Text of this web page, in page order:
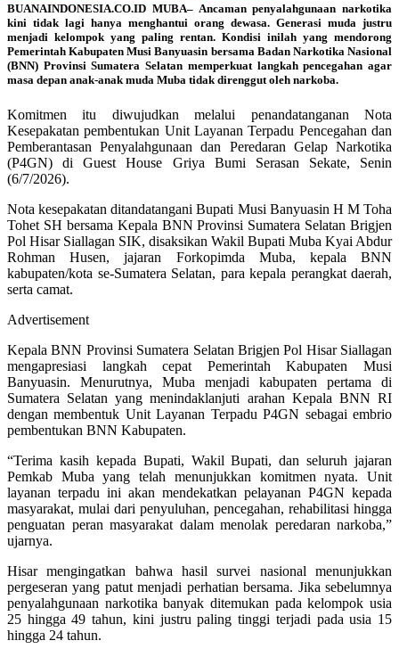
BUANAINDONESIA.CO.ID MUBA– Ancaman penyalahgunaan narkotika
kini tidak lagi hanya menghantui orang dewasa. Generasi muda justru
menjadi kelompok yang paling rentan. Kondisi inilah yang mendorong
Pemerintah Kabupaten Musi Banyuasin bersama Badan Narkotika Nasional
(BNN) Provinsi Sumatera Selatan memperkuat langkah pencegahan agar
masa depan anak-anak muda Muba tidak direnggut oleh narkoba.
Komitmen itu diwujudkan melalui penandatanganan Nota
Kesepakatan pembentukan Unit Layanan Terpadu Pencegahan dan
Pemberantasan Penyalahgunaan dan Peredaran Gelap Narkotika
(P4GN) di Guest House Griya Bumi Serasan Sekate, Senin
(6/7/2026).
Nota kesepakatan ditandatangani Bupati Musi Banyuasin H M Toha
Tohet SH bersama Kepala BNN Provinsi Sumatera Selatan Brigjen
Pol Hisar Siallagan SIK, disaksikan Wakil Bupati Muba Kyai Abdur
Rohman Husen, jajaran Forkopimda Muba, kepala BNN
kabupaten/kota se-Sumatera Selatan, para kepala perangkat daerah,
serta camat.
Advertisement
Kepala BNN Provinsi Sumatera Selatan Brigjen Pol Hisar Siallagan
mengapresiasi langkah cepat Pemerintah Kabupaten Musi
Banyuasin. Menurutnya, Muba menjadi kabupaten pertama di
Sumatera Selatan yang menindaklanjuti arahan Kepala BNN RI
dengan membentuk Unit Layanan Terpadu P4GN sebagai embrio
pembentukan BNN Kabupaten.
“Terima kasih kepada Bupati, Wakil Bupati, dan seluruh jajaran
Pemkab Muba yang telah menunjukkan komitmen nyata. Unit
layanan terpadu ini akan mendekatkan pelayanan P4GN kepada
masyarakat, mulai dari penyuluhan, pencegahan, rehabilitasi hingga
penguatan peran masyarakat dalam menolak peredaran narkoba,”
ujarnya.
Hisar mengingatkan bahwa hasil survei nasional menunjukkan
pergeseran yang patut menjadi perhatian bersama. Jika sebelumnya
penyalahgunaan narkotika banyak ditemukan pada kelompok usia
25 hingga 49 tahun, kini justru paling tinggi terjadi pada usia 15
hingga 24 tahun.